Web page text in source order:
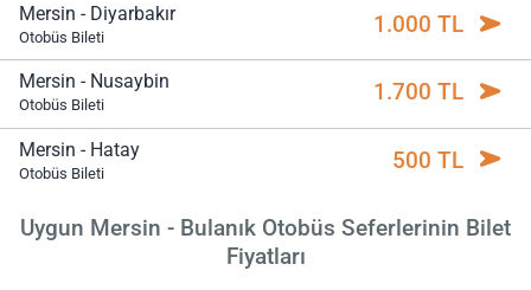
Mersin - Diyarbakır
Otobüs Bileti 1.000 TL
Mersin - Nusaybin
Otobüs Bileti 1.700 TL
Mersin - Hatay
Otobüs Bileti 500 TL
Uygun Mersin - Bulanık Otobüs Seferlerinin Bilet
Fiyatları